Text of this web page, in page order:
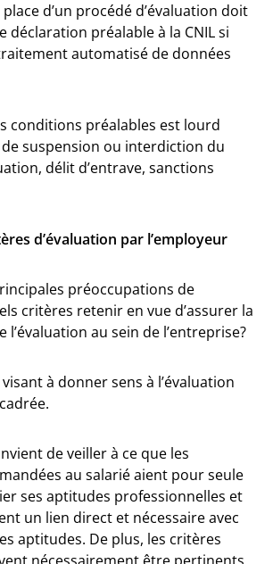
d’un procédé d’évaluation doit
déclaration préalable à la CNIL si
automatisé de données
conditions préalables est lourd
de suspension ou interdiction du
délit d’entrave, sanctions
d’évaluation par l’employeur
préoccupations de
critères retenir en vue d’assurer la
l’évaluation au sein de l’entreprise?
à donner sens à l’évaluation
de veiller à ce que les
au salarié aient pour seule
ses aptitudes professionnelles et
un lien direct et nécessaire avec
aptitudes. De plus, les critères